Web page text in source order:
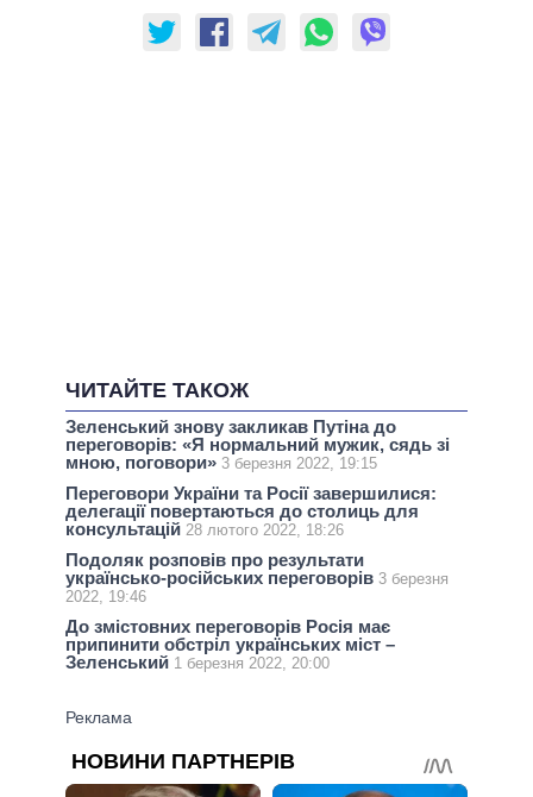
ЧИТАЙТЕ ТАКОЖ
Зеленський знову закликав Путіна до
переговорів: «Я нормальний мужик, сядь зі
мною, поговори» 3 березня 2022, 19:15
Переговори України та Росії завершилися:
делегації повертаються до столиць для
консультацій 28 лютого 2022, 18:26
Подоляк розповів про результати
українсько-російських переговорів 3 березня
2022, 19:46
До змістовних переговорів Росія має
припинити обстріл українських міст –
Зеленський 1 березня 2022, 20:00